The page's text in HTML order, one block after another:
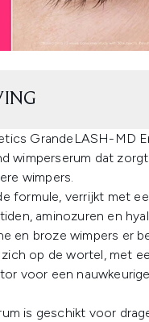
GrandeLASH-MD
wimperserum dat
wimpers.
formule, verrijkt met
aminozuren en
en broze wimpers er
op de wortel, met
voor een
is geschikt voor